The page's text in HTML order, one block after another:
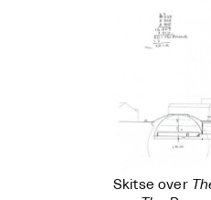
Skitse over